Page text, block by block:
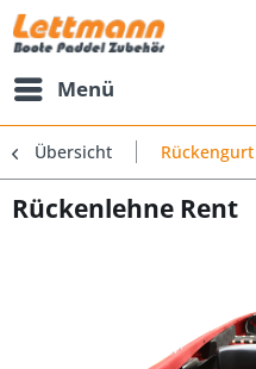
Menü
Übersicht
Rückenlehne Rent